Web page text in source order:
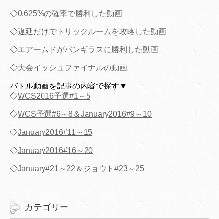
◇0.625%の確率で勝利した動画
◇遅延だけでトリックルームを攻略した動画
◇エアームドがバンギラスに勝利した動画
◇大会イッシュファイナルの動画
バトル動画を記事の内容で探す▼
◇WCS2016予選#1～5
◇WCS予選#6～8＆January2016#9～10
◇January2016#11～15
◇January2016#16～20
◇January#21～22＆ジョウト#23～25
カテゴリー